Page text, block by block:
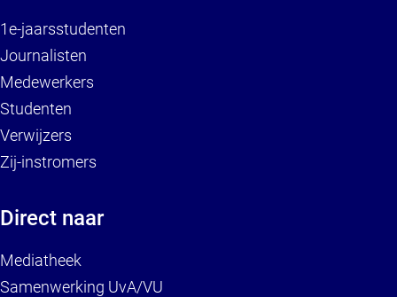
1e-jaarsstudenten
Journalisten
Medewerkers
Studenten
Verwijzers
Zij-instromers
Direct naar
Mediatheek
Samenwerking UvA/VU